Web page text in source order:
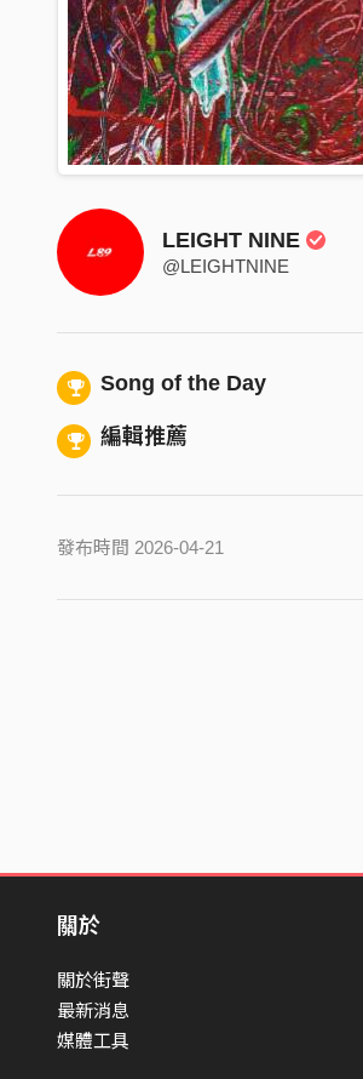
LEIGHT NINE
@LEIGHTNINE
Song of the Day
編輯推薦
發布時間 2026-04-21
關於
關於街聲
最新消息
媒體工具